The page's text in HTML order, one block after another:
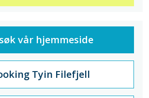
vår hjemmeside
Tyin Filefjell